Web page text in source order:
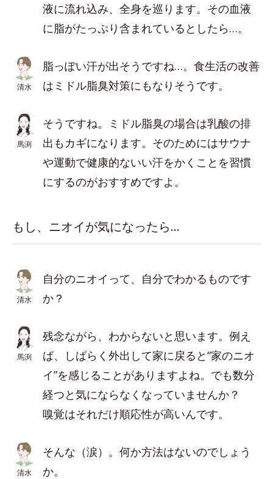
液に流れ込み、全身を巡ります。その血液
に脂がたっぷり含まれているとしたら…。
清水
脂っぽい汗が出そうですね…。食生活の改善
はミドル脂臭対策にもなりそうです。
馬渕
そうですね。ミドル脂臭の場合は乳酸の排
出もカギになります。そのためにはサウナ
や運動で健康的ないい汗をかくことを習慣
にするのがおすすめですよ。
もし、ニオイが気になったら…
清水
自分のニオイって、自分でわかるものです
か？
馬渕
残念ながら、わからないと思います。例え
ば、しばらく外出して家に戻ると“家のニオ
イ”を感じることがありますよね。でも数分
経つと気にならなくなっていませんか？
嗅覚はそれだけ順応性が高いんです。
清水
そんな（涙）。何か方法はないのでしょう
か。